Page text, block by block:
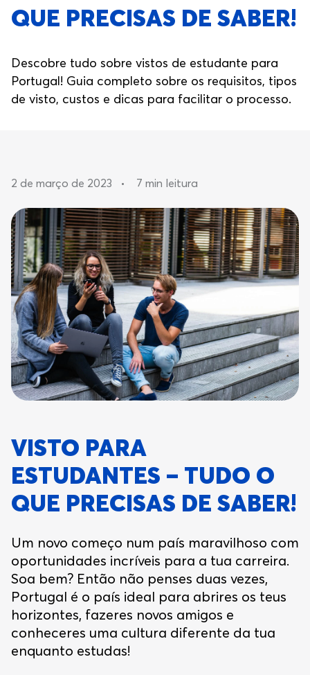
QUE PRECISAS DE SABER!
Descobre tudo sobre vistos de estudante para
Portugal! Guia completo sobre os requisitos, tipos
de visto, custos e dicas para facilitar o processo.
2 de março de 2023 • 7 min leitura
VISTO PARA
ESTUDANTES – TUDO O
QUE PRECISAS DE SABER!
Um novo começo num país maravilhoso com
oportunidades incríveis para a tua carreira.
Soa bem? Então não penses duas vezes,
Portugal é o país ideal para abrires os teus
horizontes, fazeres novos amigos e
conheceres uma cultura diferente da tua
enquanto estudas!